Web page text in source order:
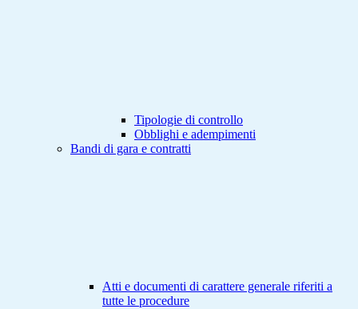
Tipologie di controllo
Obblighi e adempimenti
Bandi di gara e contratti
Atti e documenti di carattere generale riferiti a
tutte le procedure